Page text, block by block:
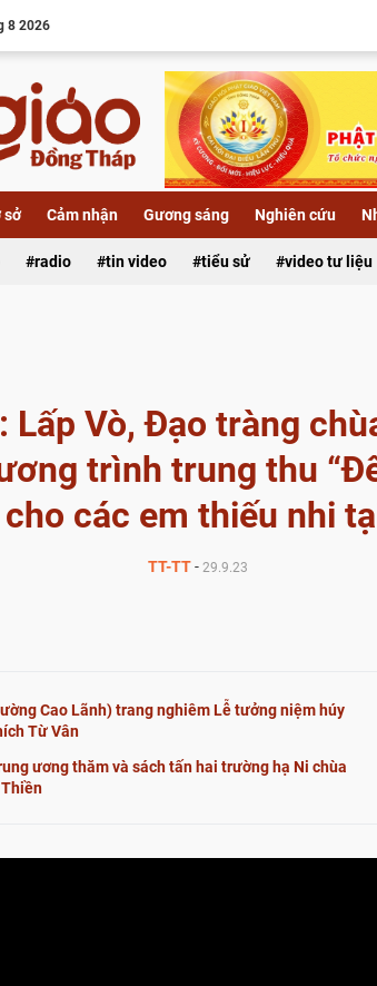
8 2026
sở Cảm nhận Gương sáng Nghiên cứu
radio tin video tiểu sử video tư liệu
Lấp Vò, Đạo tràng
trình trung thu
cho các em thiếu nhi
TT-TT- 29.9.23
Cao Lãnh) trang nghiêm Lễ tưởng niệm húy
Từ Vân
ương thăm và sách tấn hai trường hạ Ni chùa